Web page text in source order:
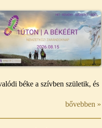
béke a szívben születik, és
bővebben »